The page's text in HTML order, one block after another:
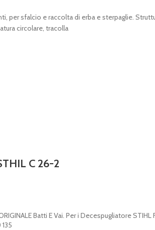
per sfalcio e raccolta di erba e sterpaglie.
circolare, tracolla
C 26-2
Batti E Vai. Per i Decespugliatore STIHL